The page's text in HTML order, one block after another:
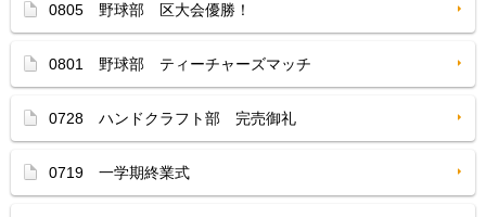
0805 野球部 区大会優勝！
0801 野球部 ティーチャーズマッチ
0728 ハンドクラフト部 完売御礼
0719 一学期終業式